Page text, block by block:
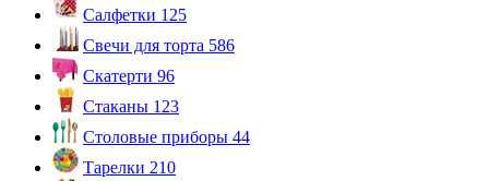
Салфетки 125
Свечи для торта 586
Скатерти 96
Стаканы 123
Столовые приборы 44
Тарелки 210